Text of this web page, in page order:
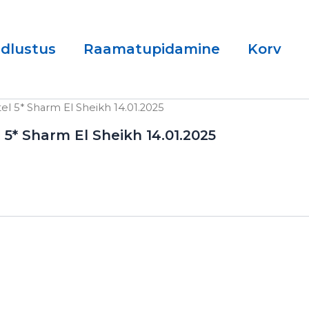
Raamatupidamine Korv
5* Sharm El Sheikh 14.01.2025
Sharm El Sheikh 14.01.2025